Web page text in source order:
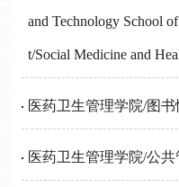
and Technology School
t/Social Medicine and
医药卫生管理学院/图书
医药卫生管理学院/公共